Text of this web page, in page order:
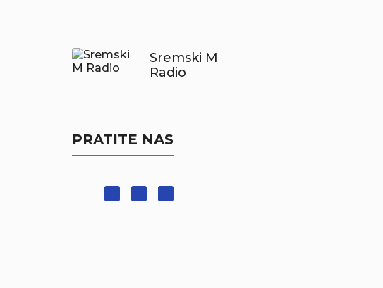
Sremski M
Radio
PRATITE NAS